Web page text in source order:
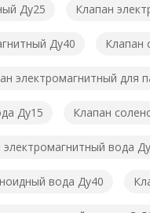
Ду25 Клапан
Ду40 Клапан
электромагнитный для
Ду15 Клапан
электромагнитный вода
вода Ду40